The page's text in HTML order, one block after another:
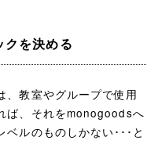
クを決める
、教室やグループで使用
ば、それをmonogoodsへ
ルのものしかない･･･と